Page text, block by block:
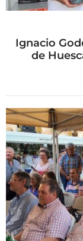
Ignacio
de